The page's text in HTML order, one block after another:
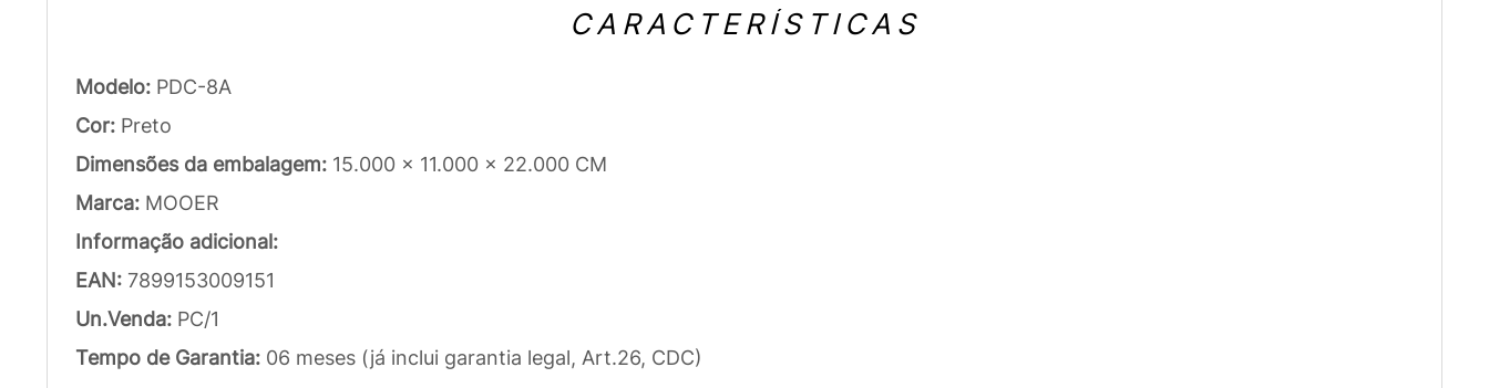
CARACTERÍSTICAS
Modelo: PDC-8A
Cor: Preto
Dimensões da embalagem: 15.000 x 11.000 x 22.000 CM
Marca: MOOER
Informação adicional:
EAN: 7899153009151
Un.Venda: PC/1
Tempo de Garantia: 06 meses (já inclui garantia legal, Art.26, CDC)